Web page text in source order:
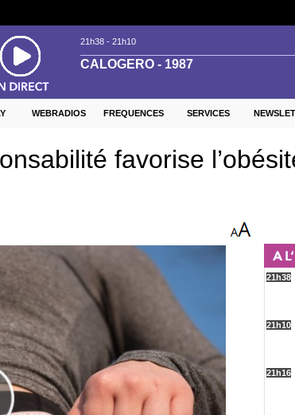
favorise
WEBRADIOS FREQUENCES SERVICES